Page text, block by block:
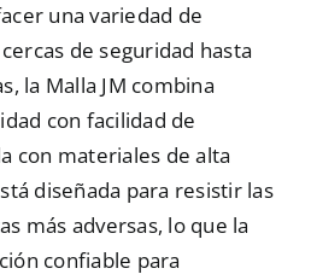
Escaleras
Mallas
Noticias
una variedad de
de seguridad hasta
la Malla JM combina
con facilidad de
con materiales de alta
diseñada para resistir las
más adversas, lo que la
confiable para